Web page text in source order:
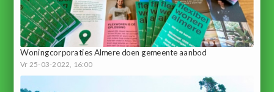
Woningcorporaties Almere doen gemeente aanbod
Vr 25-03-2022, 16:00